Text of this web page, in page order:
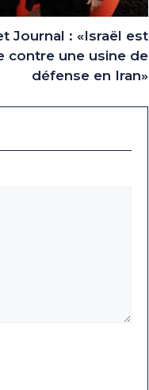
Journal : «Israël est
contre une usine de
défense en Iran»